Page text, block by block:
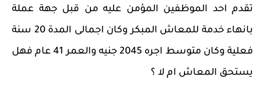
تقدم احد الموظفين المؤمن عليه من قبل جهة عملة
بانهاء خدمة للمعاش المبكر وكان اجمالى المدة 20 سنة
فعلية وكان متوسط اجره 2045 جنيه والعمر 41 عام فهل
يستحق المعاش ام لا ؟